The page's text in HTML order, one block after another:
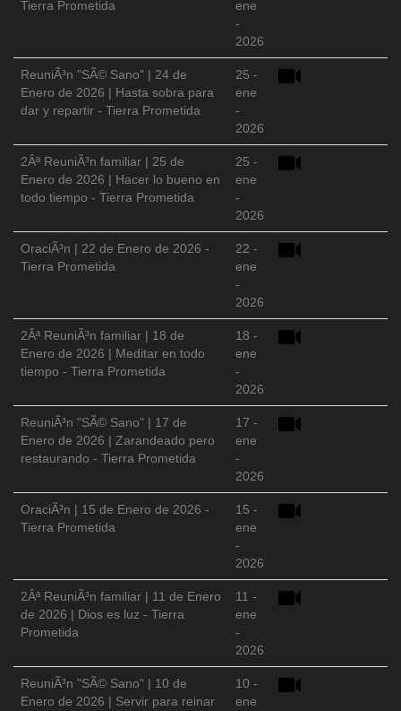
Tierra Prometida
ene
-
2026
ReuniÃ³n "SÃ© Sano" | 24 de
Enero de 2026 | Hasta sobra para
dar y repartir - Tierra Prometida
25 -
ene
-
2026
2Âª ReuniÃ³n familiar | 25 de
Enero de 2026 | Hacer lo bueno en
todo tiempo - Tierra Prometida
25 -
ene
-
2026
OraciÃ³n | 22 de Enero de 2026 -
Tierra Prometida
22 -
ene
-
2026
2Âª ReuniÃ³n familiar | 18 de
Enero de 2026 | Meditar en todo
tiempo - Tierra Prometida
18 -
ene
-
2026
ReuniÃ³n "SÃ© Sano" | 17 de
Enero de 2026 | Zarandeado pero
restaurando - Tierra Prometida
17 -
ene
-
2026
OraciÃ³n | 15 de Enero de 2026 -
Tierra Prometida
15 -
ene
-
2026
2Âª ReuniÃ³n familiar | 11 de Enero
de 2026 | Dios es luz - Tierra
Prometida
11 -
ene
-
2026
ReuniÃ³n "SÃ© Sano" | 10 de
Enero de 2026 | Servir para reinar
10 -
ene